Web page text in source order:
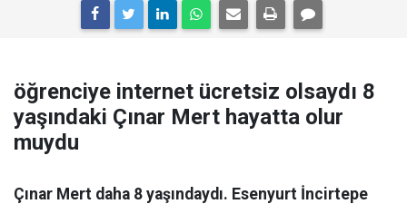
öğrenciye internet ücretsiz olsaydı 8
yaşındaki Çınar Mert hayatta olur
muydu
Çınar Mert daha 8 yaşındaydı. Esenyurt İncirtepe